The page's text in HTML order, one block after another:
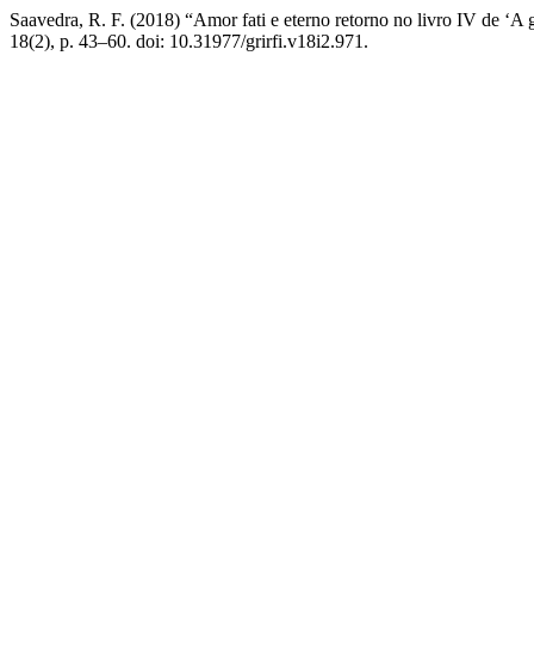
Saavedra, R. F. (2018) “Amor fati e eterno retorno no livro IV de ‘A
18(2), p. 43–60. doi: 10.31977/grirfi.v18i2.971.